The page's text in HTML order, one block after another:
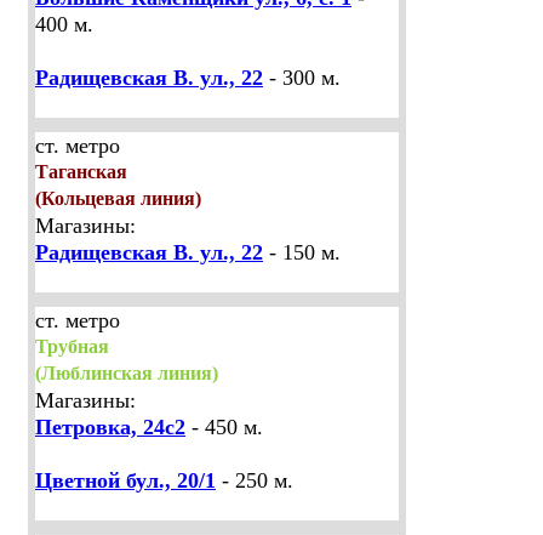
400 м.
Радищевская В. ул., 22 - 300 м.
ст. метро
Таганская
(Кольцевая линия)
Магазины:
Радищевская В. ул., 22 - 150 м.
ст. метро
Трубная
(Люблинская линия)
Магазины:
Петровка, 24с2 - 450 м.
Цветной бул., 20/1 - 250 м.